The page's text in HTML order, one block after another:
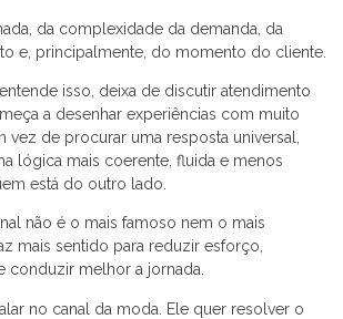
da complexidade da demanda, da
e, principalmente, do momento do cliente.
isso, deixa de discutir atendimento
a desenhar experiências com muito
vez de procurar uma resposta universal,
lógica mais coerente, fluida e menos
está do outro lado.
não é o mais famoso nem o mais
mais sentido para reduzir esforço,
conduzir melhor a jornada.
no canal da moda. Ele quer resolver o